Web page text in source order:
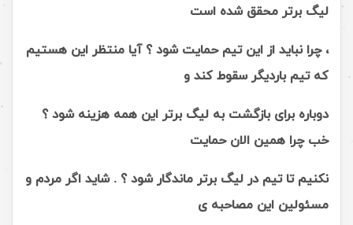
لیگ برتر محقق شده است
، چرا نباید از این تیم حمایت شود ؟ آیا منتظر این هستیم
که تیم باردیگر سقوط کند و
دوباره برای بازگشت به لیگ برتر این همه هزینه شود ؟
خب چرا همین الان حمایت
نکنیم تا تیم در لیگ برتر ماندگار شود ؟ . شاید اگر مردم و
مسئولین این مصاحبه ی